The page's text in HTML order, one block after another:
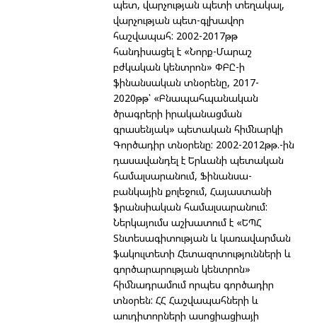
պետ, վարչության պետի տեղակալ,
վարչության պետ-գլխավոր
հաշվապահ: 2002-2017թթ
հանդիսացել է «Նորք-Մարաշ
բժկական կենտրոն» ՓԲԸ-ի
ֆինանսական տնօրենը, 2017-
2020թթ՝ «Բնապահպանական
ծրագրերի իրականացման
գրասենյակ» պետական հիմնարկի
Գործադիր տնօրենը: 2002-2012թթ.-ին
դասավանդել է Երևանի պետական
համալսարանում, Ֆինանսա-
բանկային քոլեջում, Հայաստանի
ֆրանսիական համալսարանում:
Ներկայումս աշխատում է «ԵՊՀ
Տնտեսագիտության և կառավարման
ֆակուլտետի Հետազոտությունների և
գործարարության կենտրոն»
հիմնադրամում որպես գործադիր
տնօրեն: ՀՀ Հաշվապահների և
աուդիտորների ասոցիացիայի